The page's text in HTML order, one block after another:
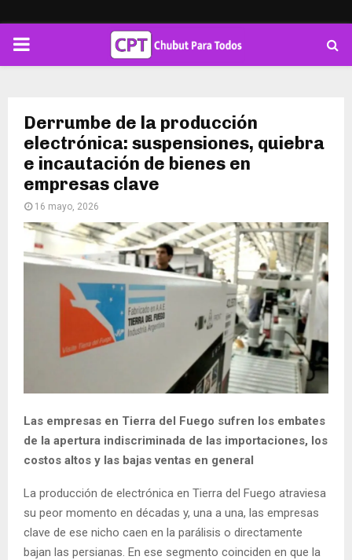
PRIMARY
Derrumbe de la producción
electrónica: suspensiones, quiebra
e incautación de bienes en
empresas clave
16 mayo, 2026
Las empresas en Tierra del Fuego sufren los embates
de la apertura indiscriminada de las importaciones, los
costos altos y las bajas ventas en general
La producción de electrónica en Tierra del Fuego atraviesa
su peor momento en décadas y, una a una, las empresas
clave de ese nicho caen en la parálisis o directamente
bajan las persianas. En ese segmento coinciden en que la